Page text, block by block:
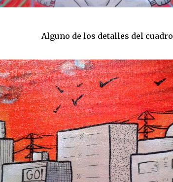
Alguno de los detalles del cuadro